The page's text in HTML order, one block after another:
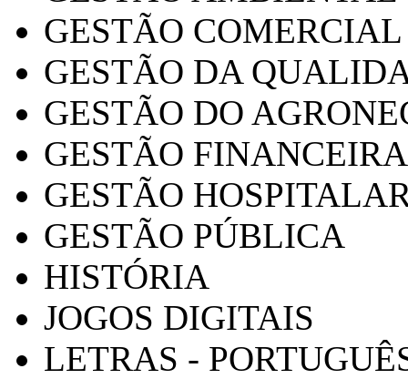
GESTÃO COMERCIAL
GESTÃO DA
GESTÃO DO
GESTÃO FINANCEIRA
GESTÃO
GESTÃO PÚBLICA
HISTÓRIA
JOGOS DIGITAIS
LETRAS -